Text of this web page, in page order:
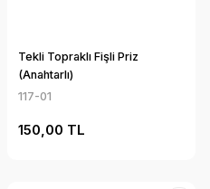
Tekli Topraklı Fişli Priz
(Anahtarlı)
117-01
150,00 TL